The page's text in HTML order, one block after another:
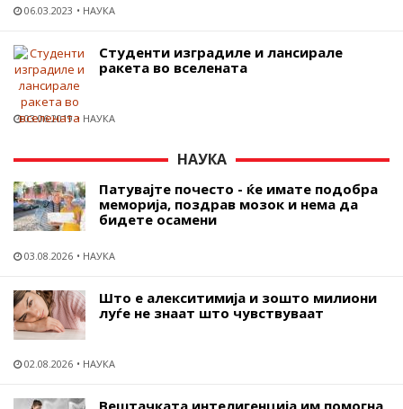
06.03.2023 НАУКА
Студенти изградиле и лансирале
ракета во вселената
03.06.2019 НАУКА
НАУКА
Патувајте почесто - ќе имате подобра
меморија, поздрав мозок и нема да
бидете осамени
03.08.2026 НАУКА
Што е алекситимија и зошто милиони
луѓе не знаат што чувствуваат
02.08.2026 НАУКА